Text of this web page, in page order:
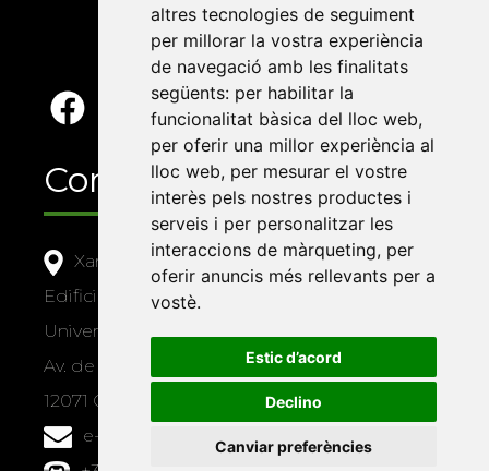
altres tecnologies de seguiment
per millorar la vostra experiència
de navegació amb les finalitats
següents: per habilitar la
funcionalitat bàsica del lloc web,
per oferir una millor experiència al
lloc web, per mesurar el vostre
interès pels nostres productes i
serveis i per personalitzar les
interaccions de màrqueting, per
oferir anuncis més rellevants per a
vostè.
Estic d’acord
Declino
Canviar preferències
Contacte
Xarxa Vives d'Universitats
Edifici Àgora
Universitat Jaume I, local 10
Av. de Vicent Sos Baynat, s/n
12071 Castelló de la Plana
e-buc@vives.org